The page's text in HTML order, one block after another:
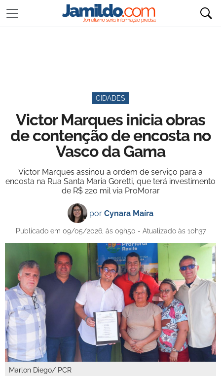
CIDADES
Victor Marques inicia obras
de contenção de encosta no
Vasco da Gama
Victor Marques assinou a ordem de serviço para a
encosta na Rua Santa Maria Goretti, que terá investimento
de R$ 220 mil via ProMorar
por Cynara Maíra
Publicado em 09/05/2026, às 09h50 - Atualizado às 10h37
Marlon Diego/ PCR